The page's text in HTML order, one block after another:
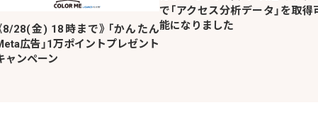
8/28(金) 18時まで》「かんたん
広告」1万ポイントプレゼント
ャンペーン
で「アクセス分析データ」を取得
能になりました